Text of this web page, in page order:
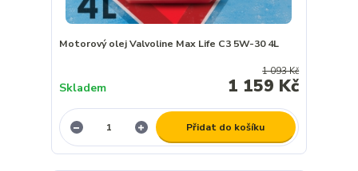
Motorový olej Valvoline Max Life C3 5W-30 4L
1 093 Kč
1 159 Kč
Skladem
Přidat do košíku